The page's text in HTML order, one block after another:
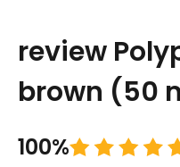
review
brown (50
100%